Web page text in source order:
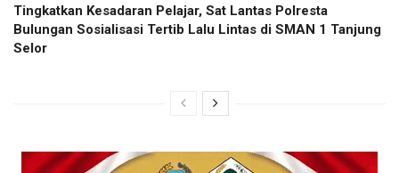
Tingkatkan Kesadaran Pelajar, Sat Lantas Polresta
Bulungan Sosialisasi Tertib Lalu Lintas di SMAN 1 Tanjung
Selor